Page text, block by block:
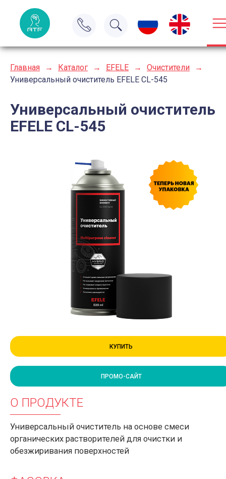
Главная → Каталог → EFELE → Очистители
→
Универсальный очиститель EFELE CL-545
Универсальный очиститель
EFELE CL-545
КУПИТЬ
ПРОМО-САЙТ
О ПРОДУКТЕ
Универсальный очиститель на основе смеси
органических растворителей для очистки и
обезжиривания поверхностей